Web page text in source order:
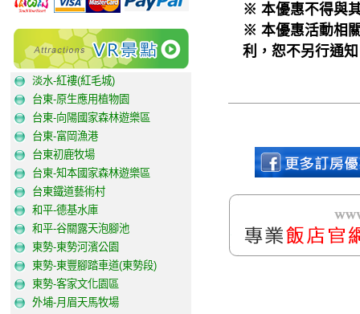
淡水-紅褸(紅毛城)
台東-原生應用植物園
台東-向陽國家森林遊樂區
台東-富岡漁港
台東初鹿牧場
台東-知本國家森林遊樂區
台東鐵道藝術村
和平-德基水庫
和平-谷關露天泡腳池
東勢-東勢河濱公園
東勢-東豐腳踏車道(東勢段)
東勢-客家文化園區
外埔-月眉天馬牧場
※ 本優惠不得與
※ 本優惠活動相
利，恕不另行通